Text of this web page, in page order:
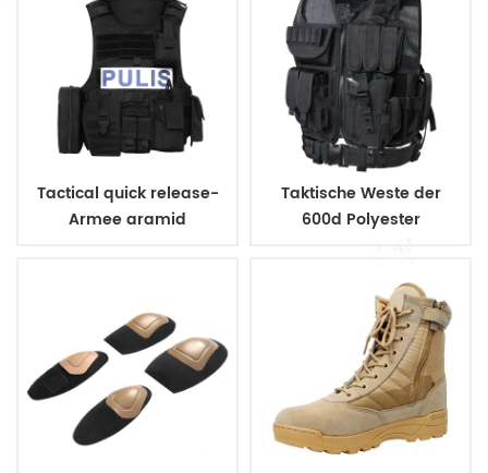
Tactical quick release-
Armee aramid
Taktische Weste der
600d Polyester